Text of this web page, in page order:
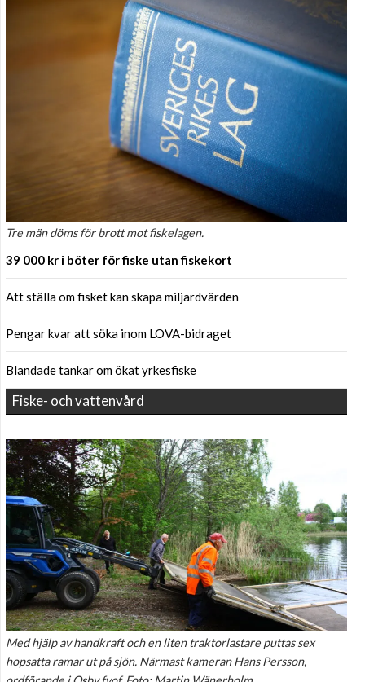
Tre män döms för brott mot fiskelagen.
39 000 kr i böter för fiske utan fiskekort
Att ställa om fisket kan skapa miljardvärden
Pengar kvar att söka inom LOVA-bidraget
Blandade tankar om ökat yrkesfiske
Fiske- och vattenvård
Med hjälp av handkraft och en liten traktorlastare puttas sex
hopsatta ramar ut på sjön. Närmast kameran Hans Persson,